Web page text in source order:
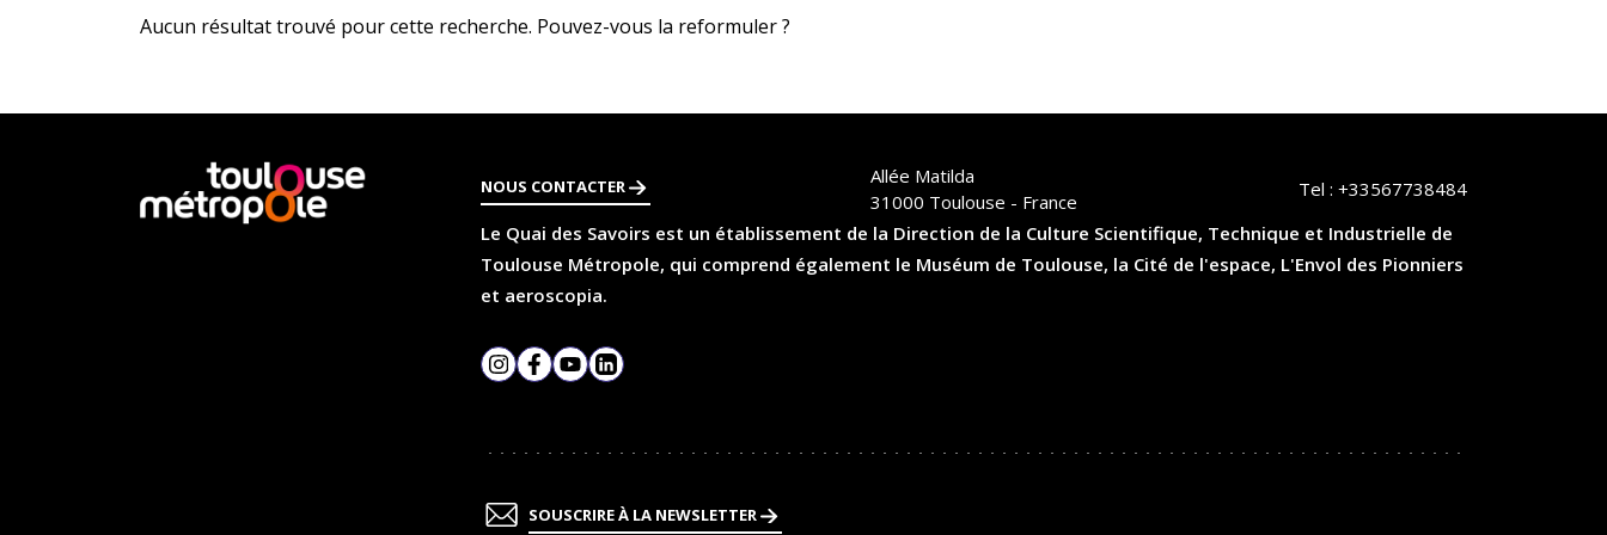
Aucun résultat trouvé pour cette recherche. Pouvez-vous la reformuler ?
En
savoir
plus
NOUS CONTACTER
Allée Matilda
31000 Toulouse - France
Tel : +33567738484
Le Quai des Savoirs est un établissement de la Direction de la Culture Scientifique, Technique et Industrielle de
Toulouse Métropole, qui comprend également le Muséum de Toulouse, la Cité de l'espace, L'Envol des Pionniers
et aeroscopia.
Instagram
Facebook
YouTubeLinkedIn
SOUSCRIRE À LA NEWSLETTER